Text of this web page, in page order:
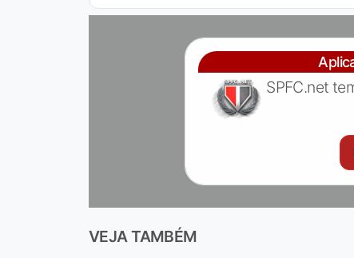
SPFC.net
VEJA TAMBÉM